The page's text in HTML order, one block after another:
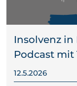
Insolvenz
Podcast mit
12.5.2026